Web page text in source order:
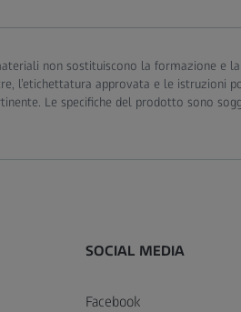
non sostituiscono la formazione e
l’etichettatura approvata e le istruzioni
Le specifiche del prodotto sono
SOCIAL MEDIA
Facebook